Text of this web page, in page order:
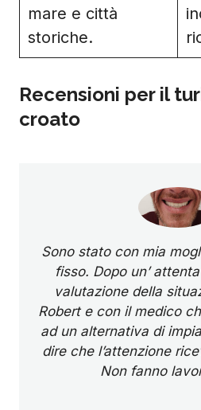
mare e città
storiche.
Recensioni per il
croato
Sono stato con mia
fisso. Dopo un’
valutazione della
Robert e con il medico
ad un alternativa di
dire che l’attenzione
Non fanno